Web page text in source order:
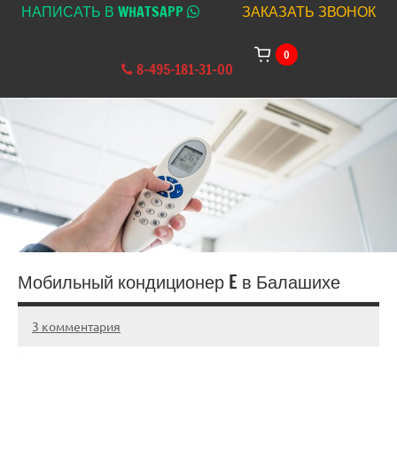
НАПИСАТЬ В WHATSAPP ЗАКАЗАТЬ ЗВОНОК
8-495-181-31-00
0
Мобильный кондиционер E в Балашихе
20.03.2025
admin
3 комментария